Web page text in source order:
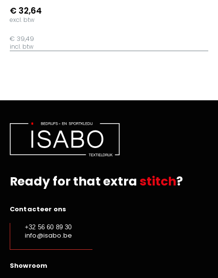
€ 32,64
excl. btw
€ 39,49
incl. btw
Ready for that extra stitch?
Contacteer ons
+32 56 60 89 30
info@isabo.be
Showroom